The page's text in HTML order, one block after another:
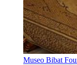
Museo Bibat